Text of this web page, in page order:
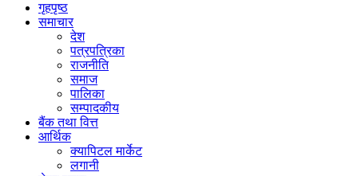
गृहपृष्ठ
समाचार
देश
पत्रपत्रिका
राजनीति
समाज
पालिका
सम्पादकीय
बैंक तथा वित्त
आर्थिक
क्यापिटल मार्केट
लगानी